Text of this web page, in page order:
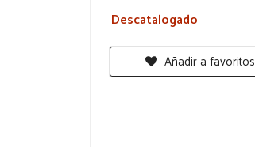
Descatalogado
Añadir a favoritos